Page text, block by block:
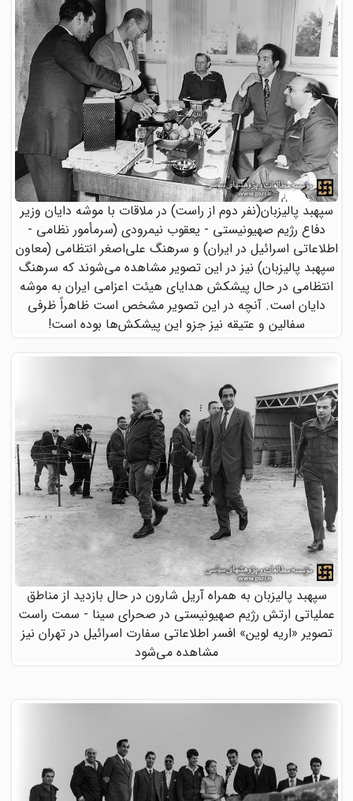
سپهبد پالیزبان(نفر دوم از راست) در ملاقات با موشه دایان وزیر
دفاع رژیم صهیونیستی - یعقوب نیمرودی (سرمأمور نظامی -
اطلاعاتی اسرائیل در ایران) و سرهنگ علی‌اصغر انتظامی (معاون
سپهبد پالیزبان) نیز در این تصویر مشاهده می‌شوند که سرهنگ
انتظامی در حال پیشکش هدایای هیئت اعزامی ایران به موشه
دایان است. آنچه در این تصویر مشخص است ظاهراً ظرفی
سفالین و عتیقه نیز جزو این پیشکش‌ها بوده است!
سپهبد پالیزبان به همراه آریل شارون در حال بازدید از مناطق
عملیاتی ارتش رژیم صهیونیستی در صحرای سینا - سمت راست
تصویر «اریه لوین» افسر اطلاعاتی سفارت اسرائیل در تهران نیز
مشاهده می‌شود